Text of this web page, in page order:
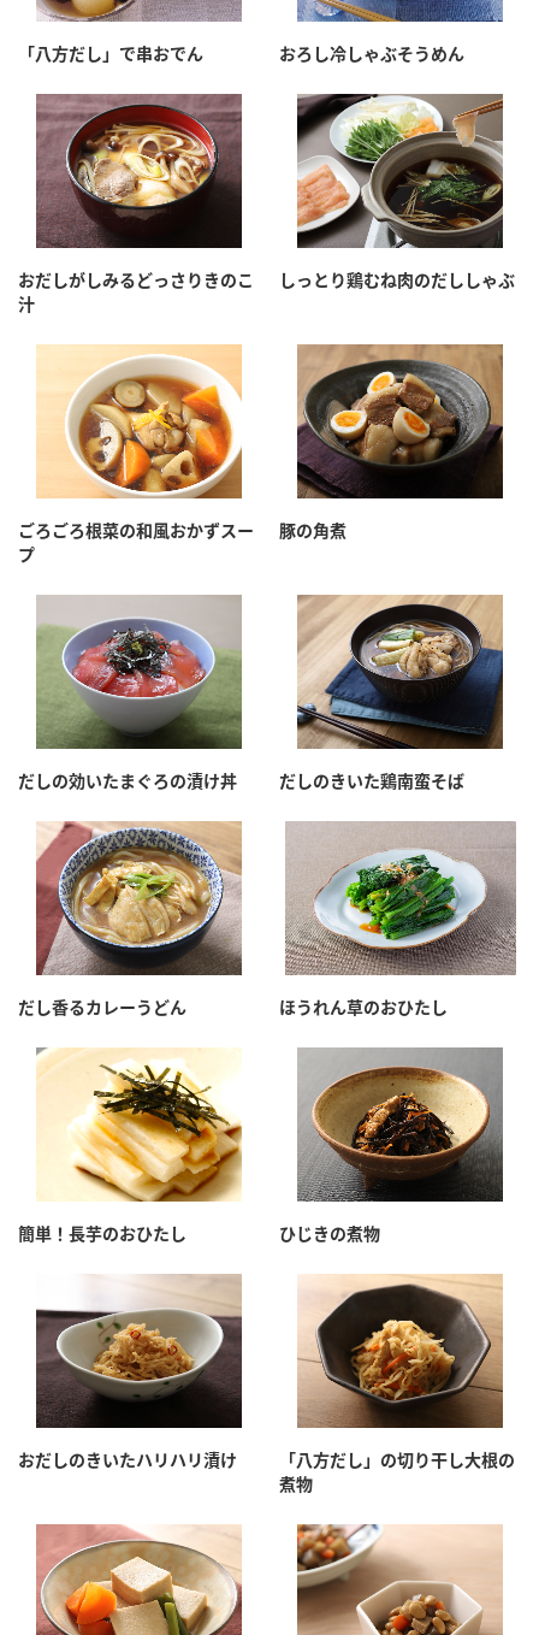
「八方だし」で串おでん おろし冷しゃぶそうめん
おだしがしみるどっさりきのこ
汁
しっとり鶏むね肉のだししゃぶ
ごろごろ根菜の和風おかずスー
プ
豚の角煮
だしの効いたまぐろの漬け丼 だしのきいた鶏南蛮そば
だし香るカレーうどん ほうれん草のおひたし
簡単！長芋のおひたし ひじきの煮物
おだしのきいたハリハリ漬け
「八方だし」の切り干し大根の
煮物